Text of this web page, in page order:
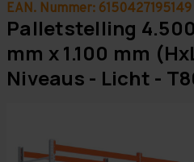
EAN. Nummer: 6150427195149
Palletstelling
mm x 1.100 mm
Niveaus - Licht -